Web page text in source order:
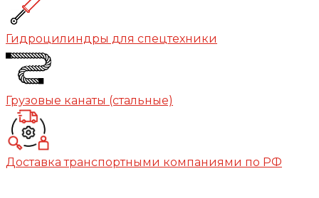
Гидроцилиндры для спецтехники
Грузовые канаты (стальные)
Доставка транспортными компаниями по РФ